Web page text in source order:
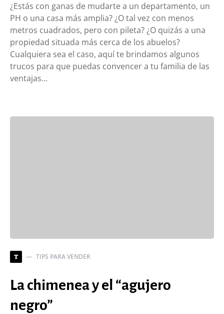
¿Estás con ganas de mudarte a un departamento, un
PH o una casa más amplia? ¿O tal vez con menos
metros cuadrados, pero con pileta? ¿O quizás a una
propiedad situada más cerca de los abuelos?
Cualquiera sea el caso, aquí te brindamos algunos
trucos para que puedas convencer a tu familia de las
ventajas…
T TIPS PARA VENDER
La chimenea y el “agujero
negro”